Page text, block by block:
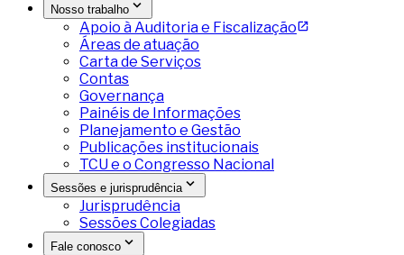
Nosso trabalho
Apoio à Auditoria e Fiscalização
Áreas de atuação
Carta de Serviços
Contas
Governança
Painéis de Informações
Planejamento e Gestão
Publicações institucionais
TCU e o Congresso Nacional
Sessões e jurisprudência
Jurisprudência
Sessões Colegiadas
Fale conosco